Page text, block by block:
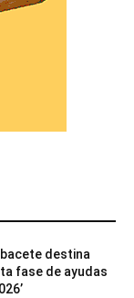
destina
fase de ayudas